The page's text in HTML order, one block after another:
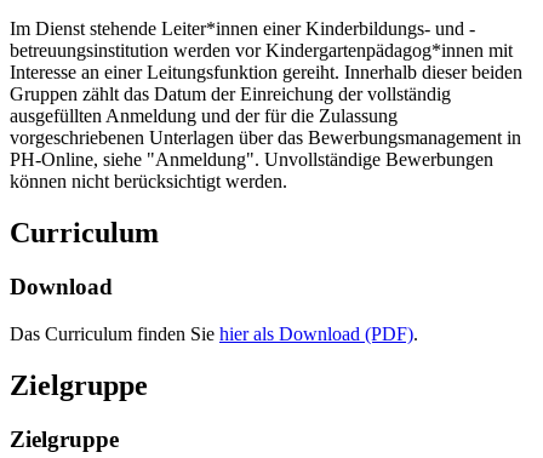
Im Dienst stehende Leiter*innen einer Kinderbildungs- und -
betreuungsinstitution werden vor Kindergartenpädagog*innen mit
Interesse an einer Leitungsfunktion gereiht. Innerhalb dieser beiden
Gruppen zählt das Datum der Einreichung der vollständig
ausgefüllten Anmeldung und der für die Zulassung
vorgeschriebenen Unterlagen über das Bewerbungsmanagement in
PH-Online, siehe "Anmeldung". Unvollständige Bewerbungen
können nicht berücksichtigt werden.
Curriculum
Download
Das Curriculum finden Sie hier als Download (PDF).
Zielgruppe
Zielgruppe